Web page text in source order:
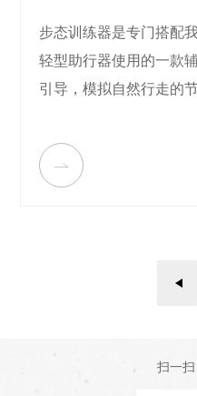
步态训练器是专门搭配
轻型助行器使用的一款
引导，模拟自然行走的
扫一